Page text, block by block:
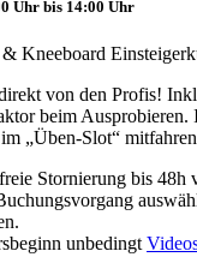
Uhr bis 14:00 Uhr
Kneeboard
von den Profis!
beim Ausprobieren.
„Üben-Slot“
Stornierung bis 48h
unbedingt